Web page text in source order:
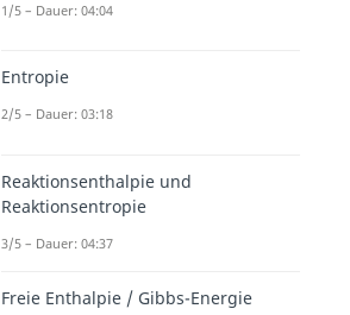
1/5 – Dauer: 04:04
Entropie
2/5 – Dauer: 03:18
Reaktionsenthalpie und
Reaktionsentropie
3/5 – Dauer: 04:37
Freie Enthalpie / Gibbs-Energie